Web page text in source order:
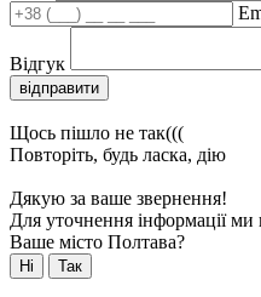
Відгук
відправити
Щось пішло не так(((
Повторіть, будь ласка, дію
Дякую за ваше звернення!
Для уточнення інформації ми
Ваше місто Полтава?
Ні Так